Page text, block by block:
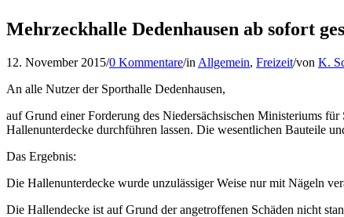
Mehrzeckhalle Dedenhausen ab sofort
12. November 2015/0 Kommentare/in Allgemein, Freizeit/von K.
An alle Nutzer der Sporthalle Dedenhausen,
auf Grund einer Forderung des Niedersächsischen Ministeriums
Hallenunterdecke durchführen lassen. Die wesentlichen Bauteile
Das Ergebnis:
Die Hallenunterdecke wurde unzulässiger Weise nur mit Nägeln
Die Hallendecke ist auf Grund der angetroffenen Schäden nicht